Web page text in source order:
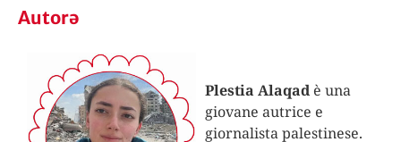
Autorə
Plestia Alaqadè una
giovane autrice e
giornalista palestinese.